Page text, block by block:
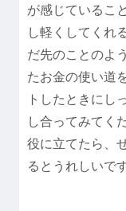
が感じているこ
し軽くしてくれ
だ先のことのよ
たお金の使い道
トしたときにし
し合ってみてく
役に立てたら、
るとうれしいです